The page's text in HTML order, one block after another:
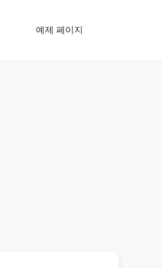
예제 페이지